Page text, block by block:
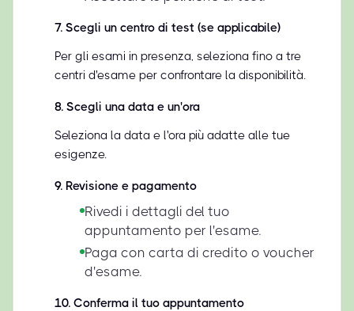
7. Scegli un centro di test (se applicabile)
Per gli esami in presenza, seleziona fino a tre
centri d'esame per confrontare la disponibilità.
8. Scegli una data e un'ora
Seleziona la data e l'ora più adatte alle tue
esigenze.
9. Revisione e pagamento
Rivedi i dettagli del tuo
appuntamento per l'esame.
Paga con carta di credito o voucher
d'esame.
10. Conferma il tuo appuntamento